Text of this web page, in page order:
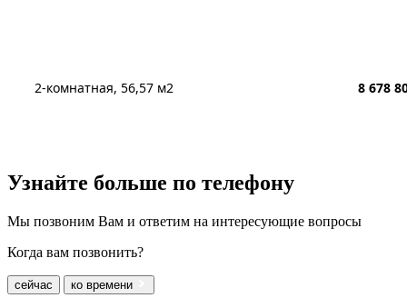
2-комнатная, 56,57 м2 8 678
Узнайте больше по телефону
Мы позвоним Вам и ответим на интересующие вопросы
Когда вам позвонить?
сейчас ко времени